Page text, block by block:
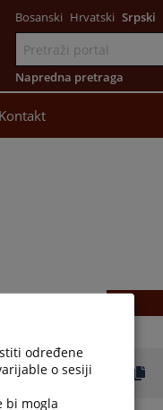
Bosanski Hrvatski Srpski
Napredna pretraga
Kontakt
određene
o sesiji
bi mogla